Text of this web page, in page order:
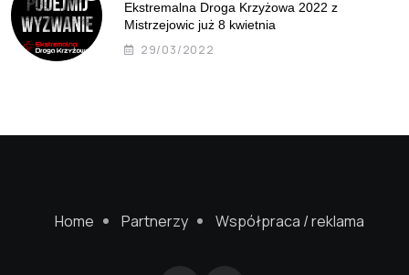
Ekstremalna Droga Krzyżowa 2022 z
Mistrzejowic już 8 kwietnia
29/03/2022
Home Partnerzy Współpraca / reklama